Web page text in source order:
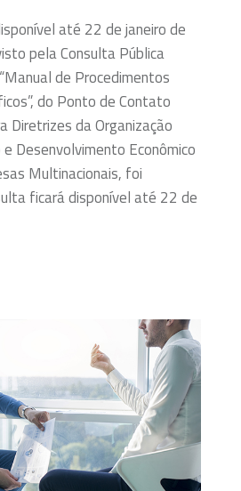
até 22 de janeiro de
pela Consulta Pública
de Procedimentos
do Ponto de Contato
Diretrizes da Organização
Desenvolvimento Econômico
Multinacionais, foi
ficará disponível até 22 de